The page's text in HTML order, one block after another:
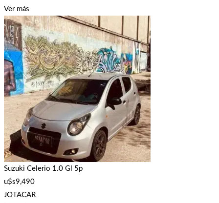
Ver más
Suzuki Celerio 1.0 Gl 5p
u$s9,490
JOTACAR